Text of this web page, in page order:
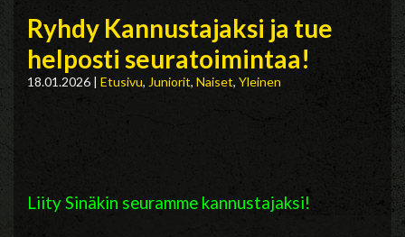
Ryhdy Kannustajaksi ja tue
helposti seuratoimintaa!
18.01.2026 | Etusivu, Juniorit, Naiset, Yleinen
Liity Sinäkin seuramme kannustajaksi!